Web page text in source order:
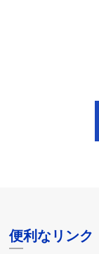
便利なリンク